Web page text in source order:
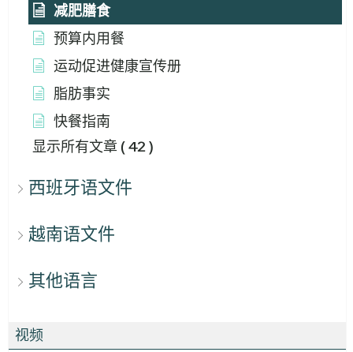
减肥膳食
预算内用餐
运动促进健康宣传册
脂肪事实
快餐指南
显示所有文章 ( 42 )
西班牙语文件
越南语文件
其他语言
视频